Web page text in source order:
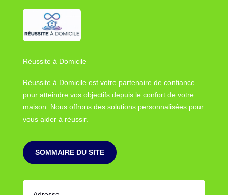
Réussite à Domicile
Réussite à Domicile est votre partenaire de confiance
pour atteindre vos objectifs depuis le confort de votre
maison. Nous offrons des solutions personnalisées pour
vous aider à réussir.
SOMMAIRE DU SITE